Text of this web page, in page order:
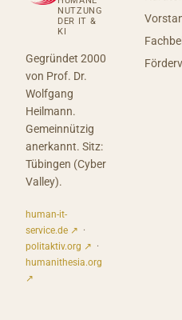
NUTZUNG
DER IT &
KI
Gegründet 2000
von Prof. Dr.
Wolfgang
Heilmann.
Gemeinnützig
anerkannt. Sitz:
Tübingen (Cyber
Valley).
human-it-
service.de ↗ ·
politaktiv.org ↗ ·
humanithesia.org
↗